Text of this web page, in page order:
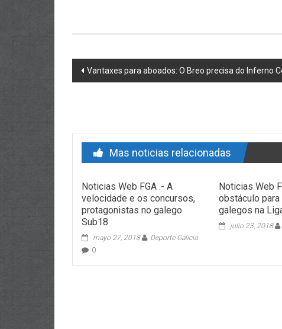
Post navigation
Vantaxes para aboados: O Breo precisa do Inferno
Mas noticias relacionadas
Noticias Web FGA .- A
velocidade e os concursos,
protagonistas no galego
Sub18
mayo 27, 2018
Deporte Galicia
0
Noticias Web
obstáculo
galegos na
julio 23, 2018